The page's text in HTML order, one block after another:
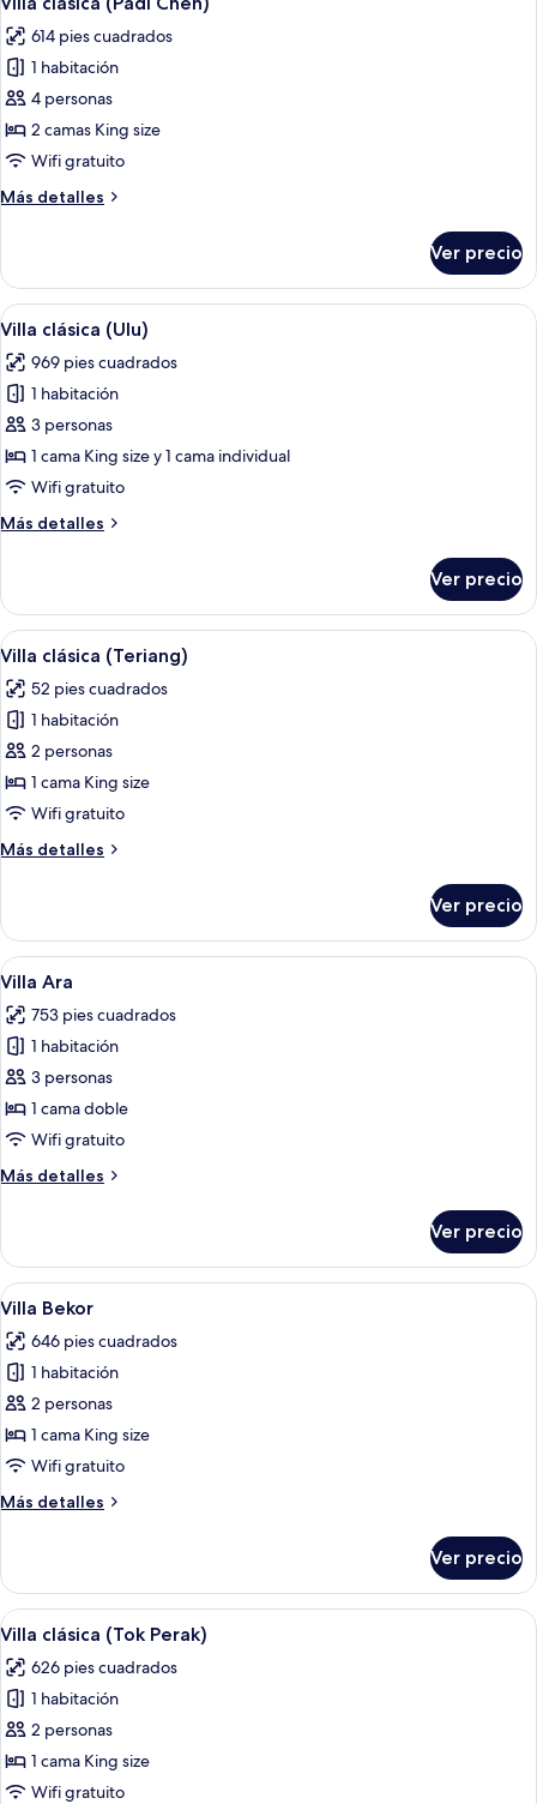
todas
las
fotos
de
Villa
clásica
Cheh)
614 pies cuadrados
1 habitación
4 personas
2 camas King size
Wifi gratuito
Más detalles
Más
clásica
(Padi
Cheh)
Ver precio
Abrir
todas
las
fotos
de
Villa
clásica
Una casa de madera con techo de
10
Villa clásica (Ulu)
969 pies cuadrados
1 habitación
3 personas
1 cama King size y 1 cama individual
Wifi gratuito
Más detalles
Más
clásica
(Ulu)
Ver precio
Abrir
todas
las
fotos
de
Villa
clásica
Una casa de madera tradicional con
7
Villa clásica (Teriang)
52 pies cuadrados
1 habitación
2 personas
1 cama King size
Wifi gratuito
Más detalles
Más
clásica
(Teriang)
Ver precio
Abrir
todas
las
fotos
de
Villa
Ara
Una habitación de madera
5
Villa Ara
753 pies cuadrados
1 habitación
3 personas
1 cama doble
Wifi gratuito
Más detalles
Más
Ara
Ver precio
Abrir
todas
las
fotos
de
Villa
Bekor
Una casa tradicional con techo de
4
Villa Bekor
646 pies cuadrados
1 habitación
2 personas
1 cama King size
Wifi gratuito
Más detalles
Más
Bekor
Ver precio
Abrir
todas
las
fotos
de
Villa
clásica
Una casa de madera con techo de
4
Villa clásica (Tok Perak)
626 pies cuadrados
1 habitación
2 personas
1 cama King size
Wifi gratuito